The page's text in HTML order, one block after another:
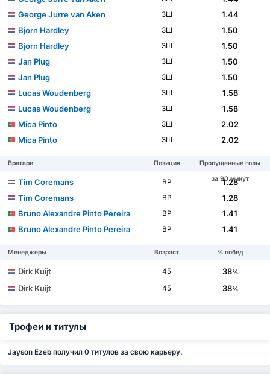
George Jurre van Aken
ЗЩ
1.44
Bjorn Hardley
ЗЩ
1.50
Bjorn Hardley
ЗЩ
1.50
Jan Plug
ЗЩ
1.50
Jan Plug
ЗЩ
1.50
Lucas Woudenberg
ЗЩ
1.58
Lucas Woudenberg
ЗЩ
1.58
Mica Pinto
ЗЩ
2.02
Mica Pinto
ЗЩ 2.02
Вратари Позиция
Пропущенные голы
за 90 минут
Tim Coremans ВР
1.28
Tim Coremans
ВР
1.28
Bruno Alexandre Pinto Pereira
ВР
1.41
Bruno Alexandre Pinto Pereira
ВР 1.41
Менеджеры Возраст % побед
Dirk Kuijt 45 38%
Dirk Kuijt 45 38%
Трофеи и титулы
Jayson Ezeb получил 0 титулов за свою карьеру.